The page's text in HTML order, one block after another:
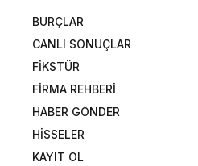
BURÇLAR
CANLI SONUÇLAR
FİKSTÜR
FİRMA REHBERİ
HABER GÖNDER
HİSSELER
KAYIT OL